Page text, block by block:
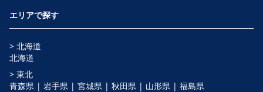
エリアで探す
> 北海道
北海道
> 東北
青森県 | 岩手県 | 宮城県 | 秋田県 | 山形県 | 福島県